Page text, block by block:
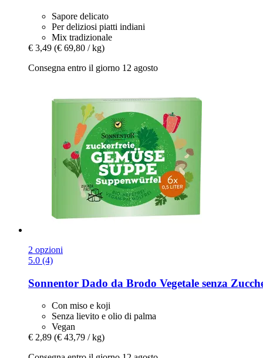
Sapore delicato
Per deliziosi piatti indiani
Mix tradizionale
€ 3,49 (€ 69,80 / kg)
Consegna entro il giorno 12 agosto
2 opzioni
5.0 (4)
Sonnentor Dado da Brodo Vegetale senza
Con miso e koji
Senza lievito e olio di palma
Vegan
€ 2,89 (€ 43,79 / kg)